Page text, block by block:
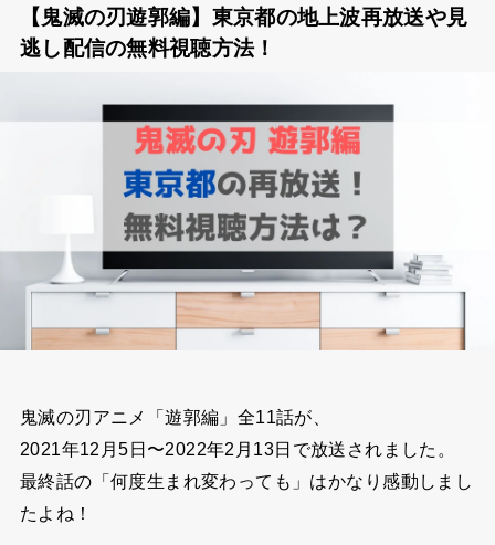
【鬼滅の刃遊郭編】東京都の地上波再放送や見
逃し配信の無料視聴方法！
鬼滅の刃アニメ「遊郭編」全11話が、
2021年12月5日〜2022年2月13日で放送されました。
最終話の「何度生まれ変わっても」はかなり感動しまし
たよね！